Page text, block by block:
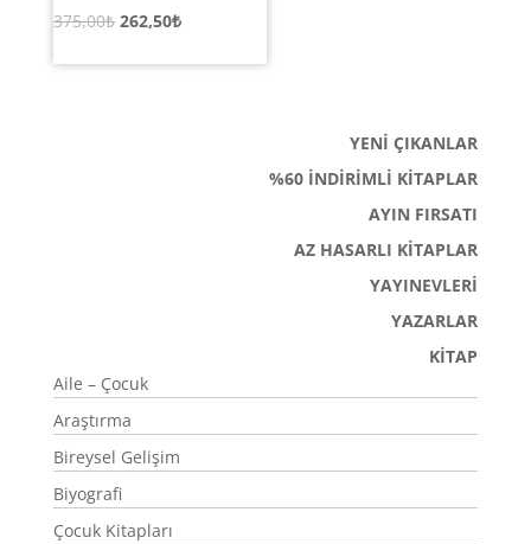
375,00₺ Orijinal
262,50₺Şu
YENİ ÇIKANLAR
%60 İNDİRİMLİ KİTAPLAR
AYIN FIRSATI
AZ HASARLI KİTAPLAR
YAYINEVLERİ
YAZARLAR
KİTAP
Aile – Çocuk
Araştırma
Bireysel Gelişim
Biyografi
Çocuk Kitapları